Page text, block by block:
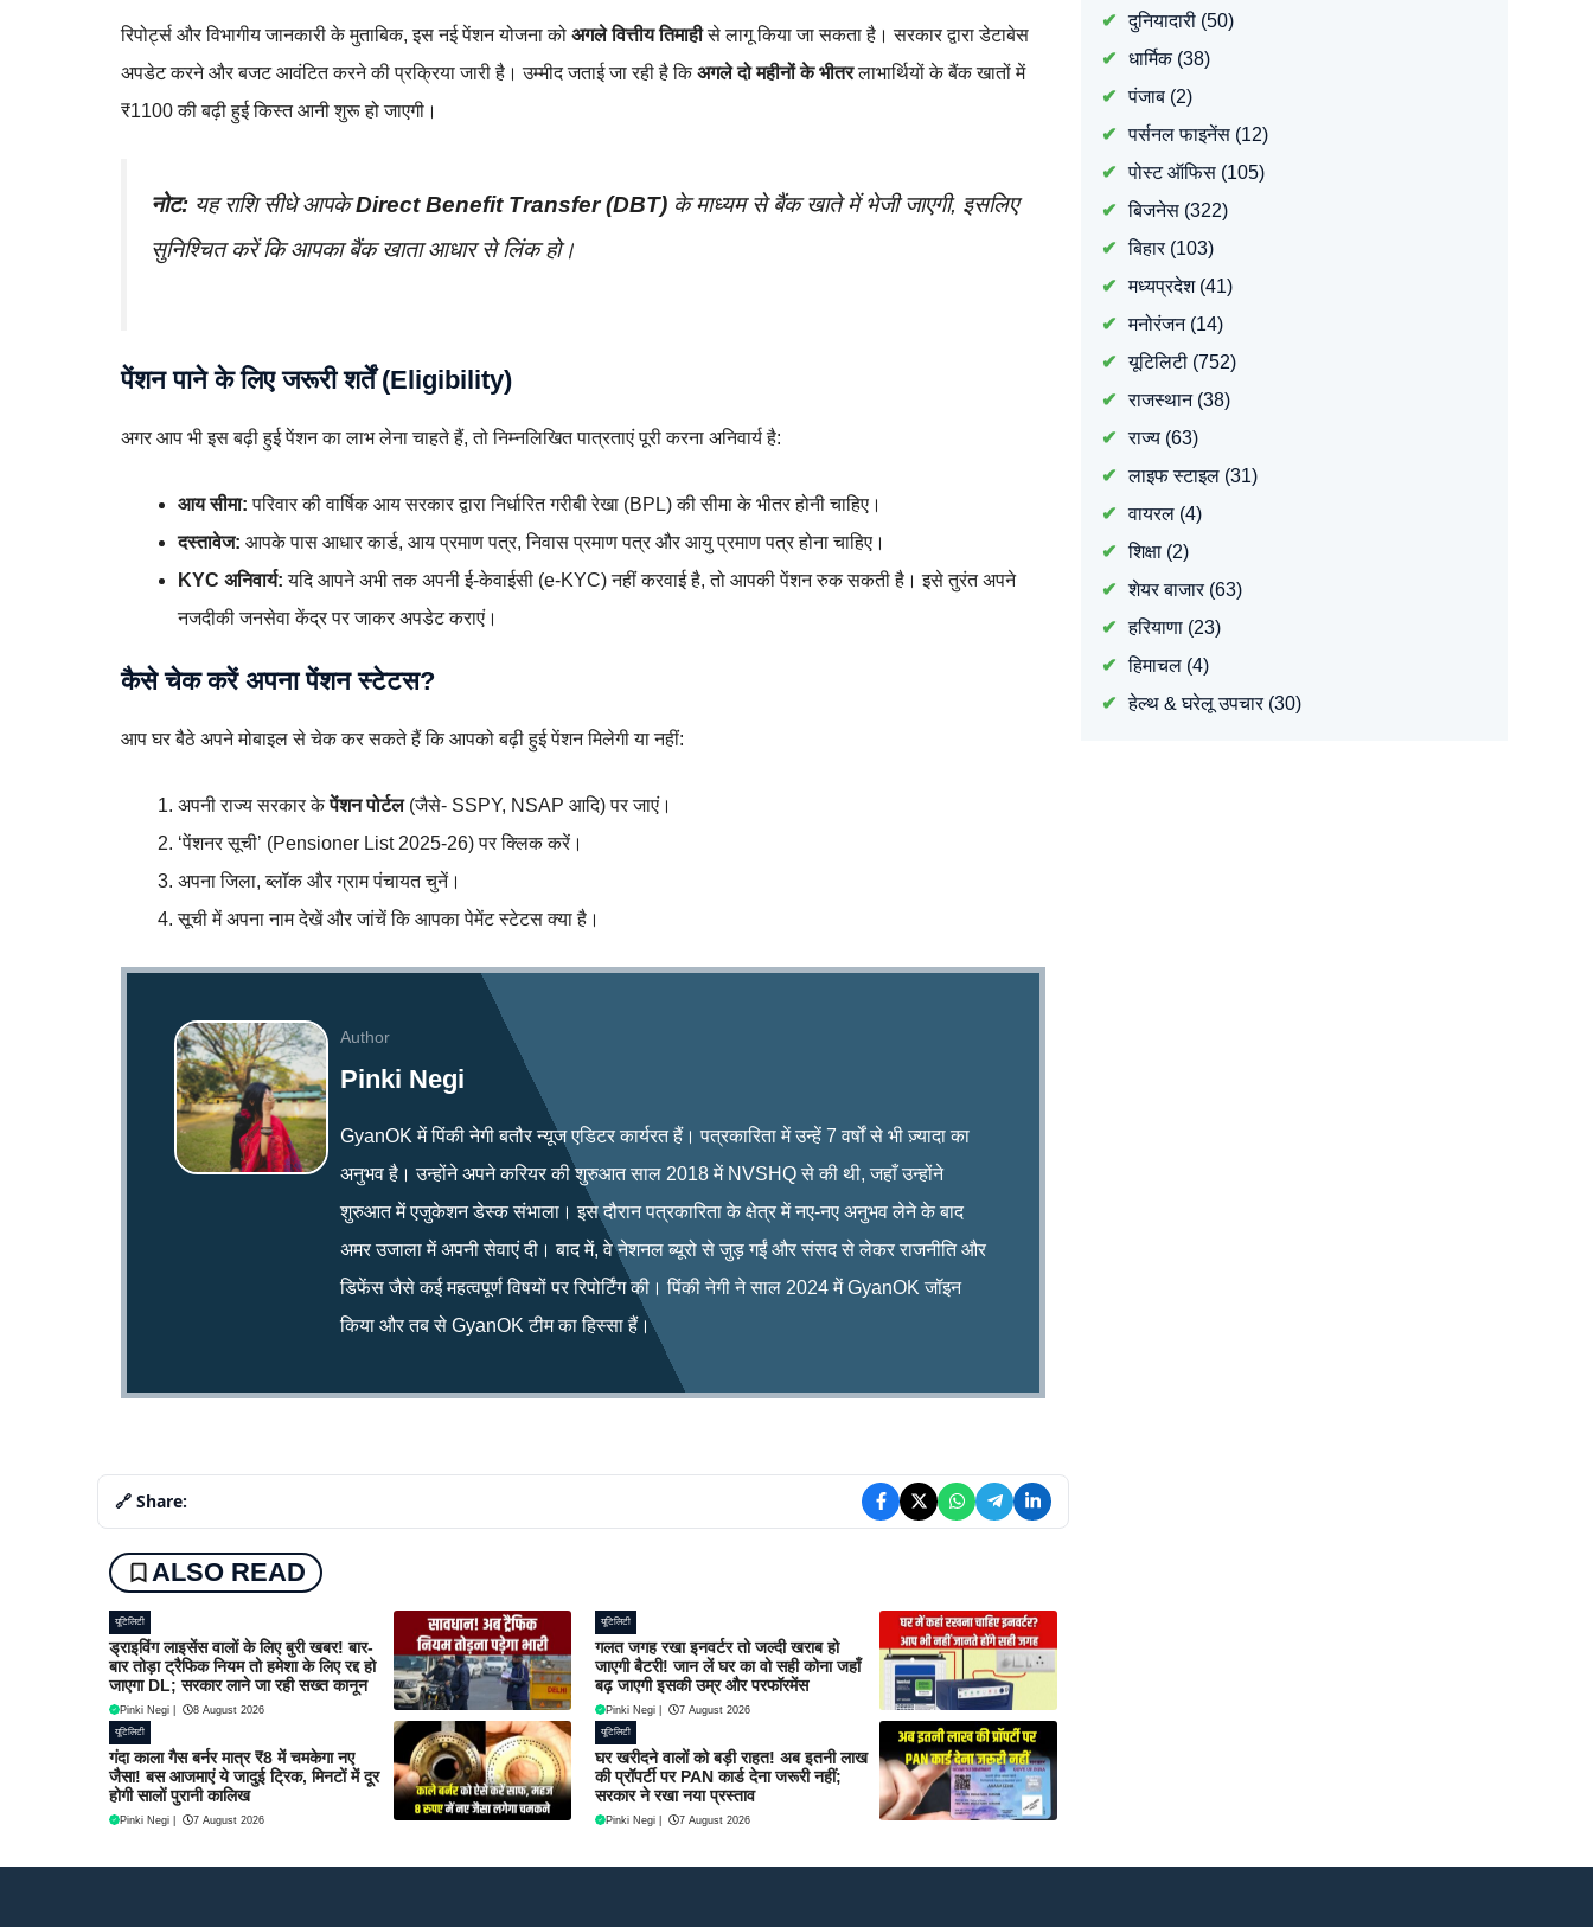
रिपोर्ट्स और विभागीय जानकारी के मुताबिक, इस नई पेंशन योजना को अगले वित्तीय तिमाहीसे लागू किया जा सकता है। सरकार द्वारा डेटाबेस
अपडेट करने और बजट आवंटित करने की प्रक्रिया जारी है। उम्मीद जताई जा रही है किअगले दो महीनों के भीतरलाभार्थियों के बैंक खातों में
₹1100 की बढ़ी हुई किस्त आनी शुरू हो जाएगी।
नोट: यह राशि सीधे आपकेDirect Benefit Transfer (DBT) के माध्यम से बैंक खाते में भेजी जाएगी, इसलिए
सुनिश्चित करें कि आपका बैंक खाता आधार से लिंक हो।
पेंशन पाने के लिए जरूरी शर्तें (Eligibility)
अगर आप भी इस बढ़ी हुई पेंशन का लाभ लेना चाहते हैं, तो निम्नलिखित पात्रताएं पूरी करना अनिवार्य है:
आय सीमा: परिवार की वार्षिक आय सरकार द्वारा निर्धारित गरीबी रेखा (BPL) की सीमा के भीतर होनी चाहिए।
दस्तावेज: आपके पास आधार कार्ड, आय प्रमाण पत्र, निवास प्रमाण पत्र और आयु प्रमाण पत्र होना चाहिए।
KYC अनिवार्य: यदि आपने अभी तक अपनी ई-केवाईसी (e-KYC) नहीं करवाई है, तो आपकी पेंशन रुक सकती है। इसे तुरंत अपने
नजदीकी जनसेवा केंद्र पर जाकर अपडेट कराएं।
कैसे चेक करें अपना पेंशन स्टेटस?
आप घर बैठे अपने मोबाइल से चेक कर सकते हैं कि आपको बढ़ी हुई पेंशन मिलेगी या नहीं:
अपनी राज्य सरकार केपेंशन पोर्टल(जैसे- SSPY, NSAP आदि) पर जाएं।
‘पेंशनर सूची’ (Pensioner List 2025-26) पर क्लिक करें।
अपना जिला, ब्लॉक और ग्राम पंचायत चुनें।
सूची में अपना नाम देखें और जांचें कि आपका पेमेंट स्टेटस क्या है।
Author
Pinki Negi
GyanOK में पिंकी नेगी बतौर न्यूज एडिटर कार्यरत हैं। पत्रकारिता में उन्हें 7 वर्षों से भी ज़्यादा का
अनुभव है। उन्होंने अपने करियर की शुरुआत साल 2018 में NVSHQ से की थी, जहाँ उन्होंने
शुरुआत में एजुकेशन डेस्क संभाला। इस दौरान पत्रकारिता के क्षेत्र में नए-नए अनुभव लेने के बाद
अमर उजाला में अपनी सेवाएं दी। बाद में, वे नेशनल ब्यूरो से जुड़ गईं और संसद से लेकर राजनीति और
डिफेंस जैसे कई महत्वपूर्ण विषयों पर रिपोर्टिंग की। पिंकी नेगी ने साल 2024 में GyanOK जॉइन
किया और तब से GyanOK टीम का हिस्सा हैं।
🔗 Share:
ALSO READ
यूटिलिटी
ड्राइविंग लाइसेंस वालों के लिए बुरी खबर! बार-
बार तोड़ा ट्रैफिक नियम तो हमेशा के लिए रद्द हो
जाएगा DL; सरकार लाने जा रही सख्त कानून
Pinki Negi 8 August 2026
यूटिलिटी
गलत जगह रखा इनवर्टर तो जल्दी खराब हो
जाएगी बैटरी! जान लें घर का वो सही कोना जहाँ
बढ़ जाएगी इसकी उम्र और परफॉरमेंस
Pinki Negi 7 August 2026
यूटिलिटी
गंदा काला गैस बर्नर मात्र ₹8 में चमकेगा नए
जैसा! बस आजमाएं ये जादुई ट्रिक, मिनटों में दूर
होगी सालों पुरानी कालिख
Pinki Negi 7 August 2026
यूटिलिटी
घर खरीदने वालों को बड़ी राहत! अब इतनी लाख
की प्रॉपर्टी पर PAN कार्ड देना जरूरी नहीं;
सरकार ने रखा नया प्रस्ताव
Pinki Negi 7 August 2026
दुनियादारी(50)
धार्मिक(38)
पंजाब(2)
पर्सनल फाइनेंस(12)
पोस्ट ऑफिस(105)
बिजनेस(322)
बिहार(103)
मध्यप्रदेश(41)
मनोरंजन(14)
यूटिलिटी(752)
राजस्थान(38)
राज्य(63)
लाइफ स्टाइल(31)
वायरल(4)
शिक्षा(2)
शेयर बाजार(63)
हरियाणा(23)
हिमाचल(4)
हेल्थ & घरेलू उपचार(30)